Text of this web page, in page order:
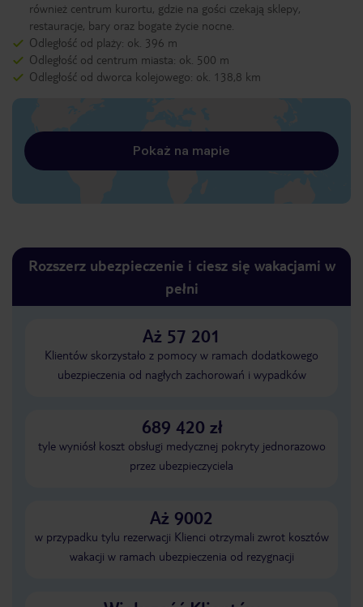
również centrum kurortu, gdzie na gości czekają sklepy,
restauracje, bary oraz bogate życie nocne.
Odległość od plaży: ok. 396 m
Odległość od centrum miasta: ok. 500 m
Odległość od dworca kolejowego: ok. 138,8 km
Pokaż na mapie
Rozszerz ubezpieczenie i ciesz się wakacjami w
pełni
Aż 57 201
Klientów skorzystało z pomocy w ramach dodatkowego
ubezpieczenia od nagłych zachorowań i wypadków
689 420 zł
tyle wyniósł koszt obsługi medycznej pokryty jednorazowo
przez ubezpieczyciela
Aż 9002
w przypadku tylu rezerwacji Klienci otrzymali zwrot kosztów
wakacji w ramach ubezpieczenia od rezygnacji